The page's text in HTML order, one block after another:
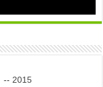
-- 2015